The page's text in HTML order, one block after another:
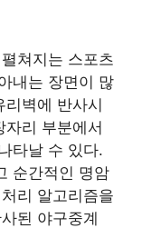
쳐지는 스포츠
내는 장면이 많
벽에 반사시
리 부분에서
타날 수 있다.
순간적인 명암
리 알고리즘을
된 야구중계